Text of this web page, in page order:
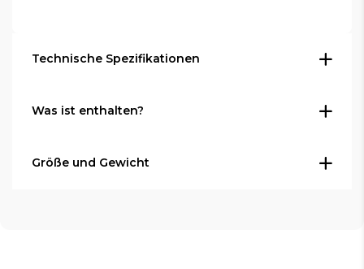
Technische Spezifikationen
3-Zonen 360 Grad spielbare Becken
Was ist enthalten?
Größe und Gewicht